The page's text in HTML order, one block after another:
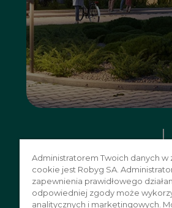
Administratorem Twoich danych
cookie jest Robyg SA.
zapewnienia prawidłowego
odpowiedniej zgody może
analitycznych i marketingowych.